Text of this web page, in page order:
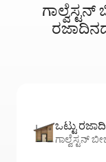
ಒಟ್ಟು
ಗಾಲ್ವೆಸ್ಟನ್